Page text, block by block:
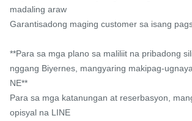
madaling araw
Garantisadong maging customer sa isang
**Para sa mga plano sa maliliit na pribadong
nggang Biyernes, mangyaring makipag-
NE**
Para sa mga katanungan at reserbasyon,
opisyal na LINE